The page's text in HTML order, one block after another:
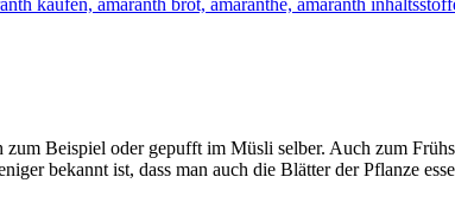
Beispiel oder gepufft im Müsli selber. Auch zum
bekannt ist, dass man auch die Blätter der Pflanze